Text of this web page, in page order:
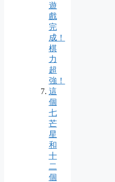
遊
戲
完
成！
棋
力
超
強！
這
個
七
芒
星
和
十
二
個